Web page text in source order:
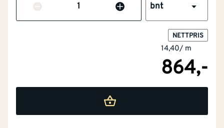
Antall bnt
NETTPRIS
14,40/ m
864,-